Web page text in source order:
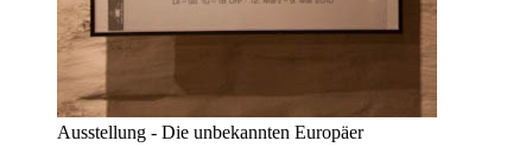
Ausstellung - Die unbekannten Europäer